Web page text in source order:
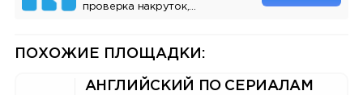
проверка накруток,
ПОХОЖИЕ ПЛОЩАДКИ:
АНГЛИЙСКИЙ ПО СЕРИАЛАМ